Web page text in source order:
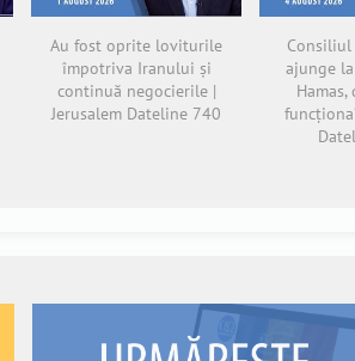
Au fost oprite loviturile
împotriva Iranului și
continuă negocierile |
Jerusalem Dateline 740
Consiliul
ajunge